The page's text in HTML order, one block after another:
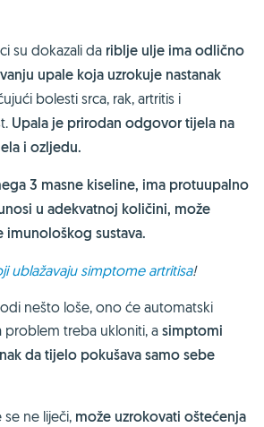
su dokazali da riblje ulje ima odlično
upale koja uzrokuje nastanak
bolesti srca, rak, artritis i
Upala je prirodan odgovor tijela na
i ozljedu.
3 masne kiseline, ima protuupalno
u adekvatnoj količini, može
sustava.
ublažavaju simptome artritisa!
nešto loše, ono će automatski
problem treba ukloniti, a simptomi
da tijelo pokušava samo sebe
ne liječi, može uzrokovati oštećenja